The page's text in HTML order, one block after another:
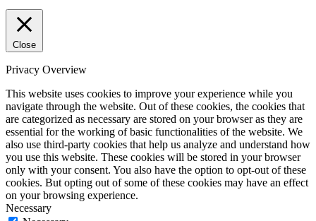
Close
Privacy Overview
This website uses cookies to improve your experience while you
navigate through the website. Out of these cookies, the cookies that
are categorized as necessary are stored on your browser as they are
essential for the working of basic functionalities of the website. We
also use third-party cookies that help us analyze and understand how
you use this website. These cookies will be stored in your browser
only with your consent. You also have the option to opt-out of these
cookies. But opting out of some of these cookies may have an effect
on your browsing experience.
Necessary